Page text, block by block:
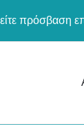
πρόσβαση